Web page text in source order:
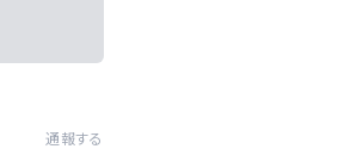
通報する